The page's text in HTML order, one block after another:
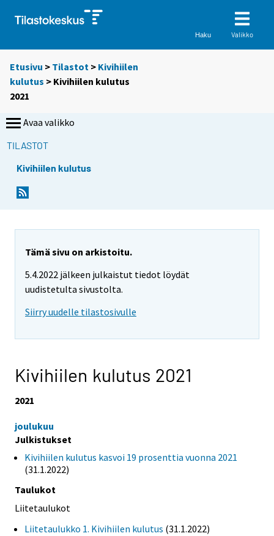
Haku Valikko
Etusivu > Tilastot > Kivihiilen
kulutus > Kivihiilen kulutus
2021
Avaa valikko
TILASTOT
Kivihiilen kulutus
Tämä sivu on arkistoitu.
5.4.2022 jälkeen julkaistut tiedot löydät
uudistetulta sivustolta.
Siirry uudelle tilastosivulle
Kivihiilen kulutus 2021
2021
joulukuu
Julkistukset
Kivihiilen kulutus kasvoi 19 prosenttia vuonna 2021
(31.1.2022)
Taulukot
Liitetaulukot
Liitetaulukko 1. Kivihiilen kulutus (31.1.2022)